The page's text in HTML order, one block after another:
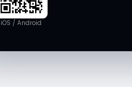
iOS / Android